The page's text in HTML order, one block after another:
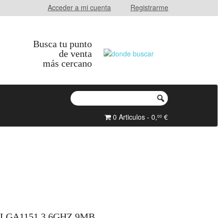
Acceder a mi cuenta Registrarme
Busca tu punto
de venta
más cercano
0 Articulos - 0,00 €